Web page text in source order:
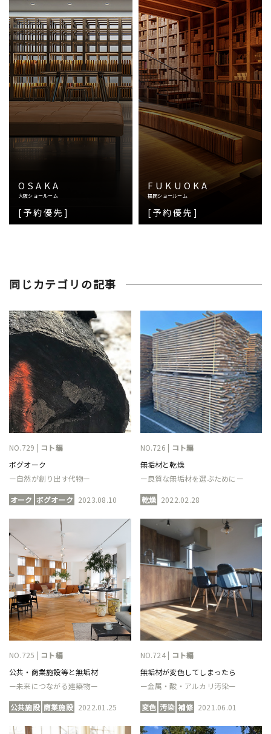
OSAKA
大阪ショールーム
[予約優先]
FUKUOKA
福岡ショールーム
[予約優先]
同じカテゴリの記事
NO.729 | コト編
ボグオーク
ー自然が創り出す代物ー
オーク ボグオーク 2023.08.10
NO.726 | コト編
無垢材と乾燥
ー良質な無垢材を選ぶためにー
乾燥 2022.02.28
NO.725 | コト編
公共・商業施設等と無垢材
ー未来につながる建築物ー
公共施設 商業施設 2022.01.25
NO.724 | コト編
無垢材が変色してしまったら
ー金属・酸・アルカリ汚染ー
変色 汚染 補修 2021.06.01